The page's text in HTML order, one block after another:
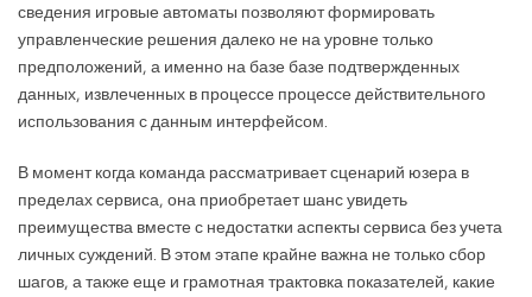
сведения игровые автоматы позволяют формировать
управленческие решения далеко не на уровне только
предположений, а именно на базе базе подтвержденных
данных, извлеченных в процессе процессе действительного
использования с данным интерфейсом.
В момент когда команда рассматривает сценарий юзера в
пределах сервиса, она приобретает шанс увидеть
преимущества вместе с недостатки аспекты сервиса без учета
личных суждений. В этом этапе крайне важна не только сбор
шагов, а также еще и грамотная трактовка показателей, какие